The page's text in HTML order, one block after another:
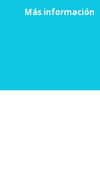
Más información